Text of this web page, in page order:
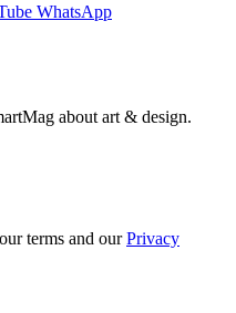
WhatsApp
about art & design.
terms and ourPrivacy